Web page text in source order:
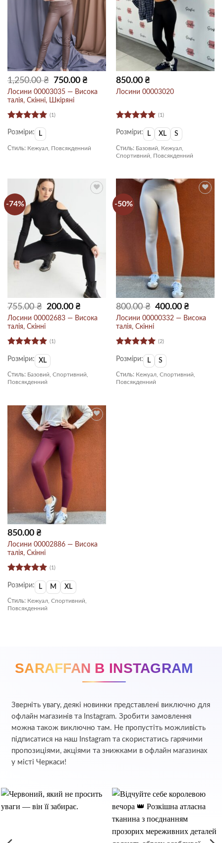
1,250.00₴
Оригінальна
ціна:
1,250.00 ₴.
750.00₴
750.00 ₴.
Лосини 00003035 — Висока
талія, Скінні, Шкіряні
Оцінено в
5з 5
(1)
Розміри: L
Стиль: Кежуал, Повсякденний
850.00 ₴
Лосини 00003020
Оцінено в
5з 5
(1)
Розміри: L XL S
Стиль: Базовий, Кежуал,
Спортивний, Повсякденний
-74%
755.00₴
Оригінальна
ціна:
755.00 ₴.
200.00₴
200.00 ₴.
Лосини 00002683 — Висока
талія, Скінні
Оцінено в
5з 5
(1)
Розміри: XL
Стиль: Базовий, Спортивний,
Повсякденний
-50%
800.00₴
Оригінальна
ціна:
800.00 ₴.
400.00₴
400.00 ₴.
Лосини 00000332 — Висока
талія, Скінні
Оцінено в
5з 5
(2)
Розміри: L S
Стиль: Кежуал, Спортивний,
Повсякденний
850.00 ₴
Лосини 00002886 — Висока
талія, Скінні
Оцінено в
5з 5
(1)
Розміри: L M XL
Стиль: Кежуал, Спортивний,
Повсякденний
SARAFFAN В INSTAGRAM
Зверніть увагу, деякі новинки представлені виключно для
офлайн магазинів та Instagram. Зробити замовлення
можна також виключно там. Не пропустіть можливість
підписатися на наш Instagram та скористатись гарячими
пропозиціями, акціями та знижками в офлайн магазинах
у місті Черкаси!